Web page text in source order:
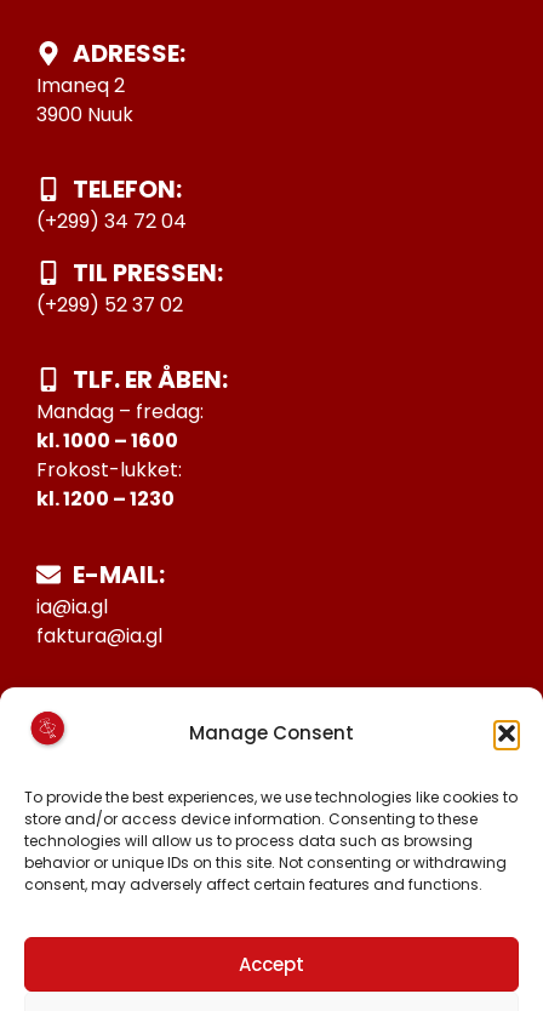
Manage Consent
To provide the best experiences, we use technologies like cookies to
store and/or access device information. Consenting to these
technologies will allow us to process data such as browsing
behavior or unique IDs on this site. Not consenting or withdrawing
consent, may adversely affect certain features and functions.
Accept
ADRESSE:
Imaneq 2
3900 Nuuk
TELEFON:
(+299) 34 72 04
TIL PRESSEN:
(+299) 52 37 02
TLF. ER ÅBEN:
Mandag – fredag:
kl. 1000 – 1600
Frokost-lukket:
kl. 1200 – 1230
E-MAIL:
ia@ia.gl
faktura@ia.gl
25027388
KONTO NR:
6471-1511626
FØLG OS PÅ:
FACEBOOK
TIKTOK